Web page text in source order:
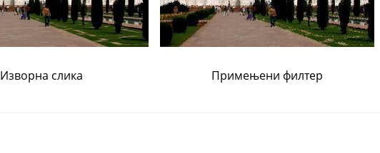
Изворна слика Примењени филтер